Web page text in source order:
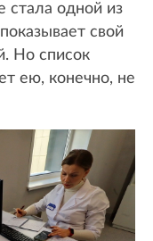
стала одной из
свой
Но список
ею, конечно, не